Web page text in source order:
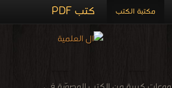
كتب PDF مكتبة الكتب